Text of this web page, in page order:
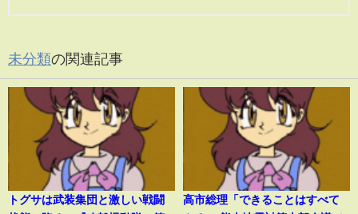
未分類の関連記事
トグサは武装集団と激しい戦闘
高市総理「できることはすべて